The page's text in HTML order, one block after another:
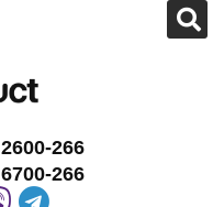
2600-266
6700-266